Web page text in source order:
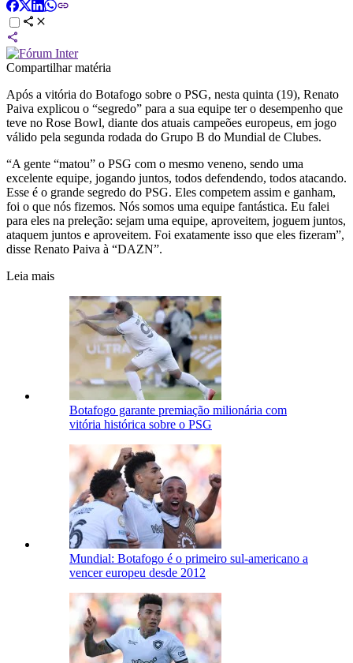
Compartilhar matéria
Após a vitória do Botafogo sobre o PSG, nesta quinta (19), Renato
Paiva explicou o “segredo” para a sua equipe ter o desempenho que
teve no Rose Bowl, diante dos atuais campeões europeus, em jogo
válido pela segunda rodada do Grupo B do Mundial de Clubes.
“A gente “matou” o PSG com o mesmo veneno, sendo uma
excelente equipe, jogando juntos, todos defendendo, todos atacando.
Esse é o grande segredo do PSG. Eles competem assim e ganham,
foi o que nós fizemos. Nós somos uma equipe fantástica. Eu falei
para eles na preleção: sejam uma equipe, aproveitem, joguem juntos,
ataquem juntos e aproveitem. Foi exatamente isso que eles fizeram”,
disse Renato Paiva à “DAZN”.
Leia mais
Botafogo garante premiação milionária com
vitória histórica sobre o PSG
Mundial: Botafogo é o primeiro sul-americano a
vencer europeu desde 2012